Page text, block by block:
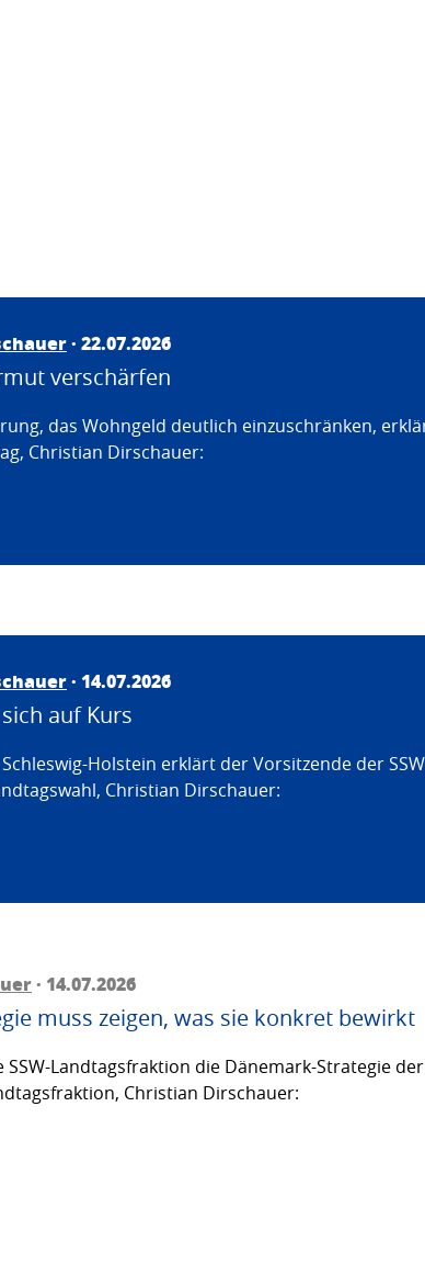
· 22.07.2026
verschärfen
das Wohngeld deutlich einzuschränken,
Christian Dirschauer:
· 14.07.2026
auf Kurs
Holstein erklärt der Vorsitzende der
Christian Dirschauer:
· 14.07.2026
muss zeigen, was sie konkret bewirkt
Landtagsfraktion die Dänemark-Strategie
Christian Dirschauer: